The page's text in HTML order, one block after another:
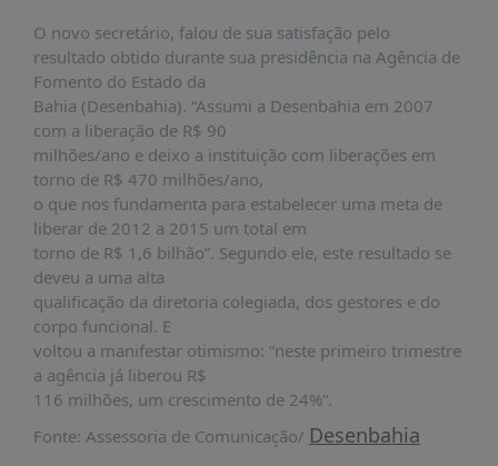
RUMOS
ESTUDOS
NOTÍCIAS
PRÊMIO
ABDE-
BID
ABDE
DE
JORNALISMO
SABER
+
CONTATO
O novo secretário, falou de sua satisfação pelo
resultado obtido durante sua presidência na Agência de
Fomento do Estado da
Bahia (Desenbahia). “Assumi a Desenbahia em 2007
com a liberação de R$ 90
milhões/ano e deixo a instituição com liberações em
torno de R$ 470 milhões/ano,
o que nos fundamenta para estabelecer uma meta de
liberar de 2012 a 2015 um total em
torno de R$ 1,6 bilhão”. Segundo ele, este resultado se
deveu a uma alta
qualificação da diretoria colegiada, dos gestores e do
corpo funcional. E
voltou a manifestar otimismo: “neste primeiro trimestre
a agência já liberou R$
116 milhões, um crescimento de 24%”.
Fonte: Assessoria de Comunicação/ Desenbahia